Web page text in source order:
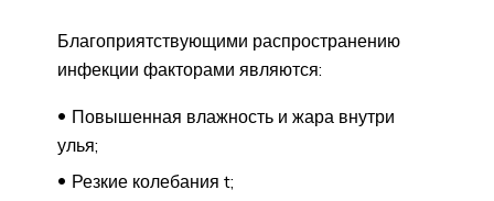
Благоприятствующими распространению
инфекции факторами являются:
Повышенная влажность и жара внутри
улья;
Резкие колебания t;